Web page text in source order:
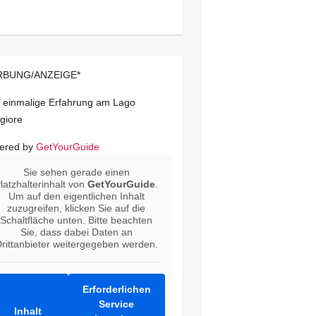
ANZEIGE*
einmalige Erfahrung am Lago
by GetYourGuide
Sie sehen gerade einen
vonGetYourGuide
Um auf den eigentlichen Inhalt
zuzugreifen, klicken Sie auf die
Schaltfläche unten. Bitte beachten
Sie, dass dabei Daten an
weitergegeben werden.
Inhalt
Erforderlichen
Service